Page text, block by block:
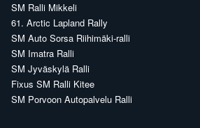
SM Ralli Mikkeli
61. Arctic Lapland Rally
SM Auto Sorsa Riihimäki-ralli
SM Imatra Ralli
SM Jyväskylä Ralli
Fixus SM Ralli Kitee
SM Porvoon Autopalvelu Ralli